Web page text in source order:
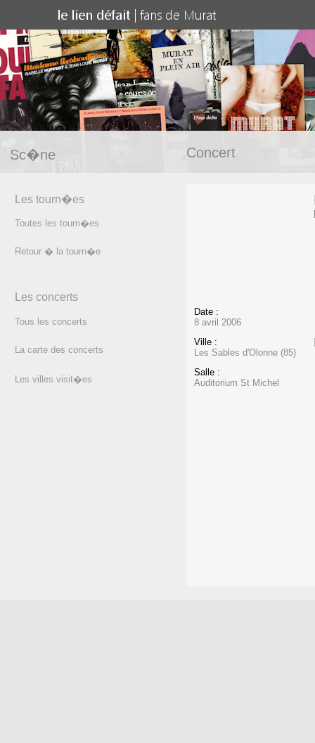
Sc�ne Concert
Les tourn�es
Toutes les tourn�es
Retour � la tourn�e
Les concerts
Tous les concerts
La carte des concerts
Les villes visit�es
Date :
8 avril 2006
Ville :
Les Sables d'Olonne (85)
Salle :
Auditorium St Michel